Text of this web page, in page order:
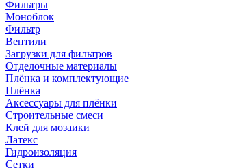
Фильтры
Моноблок
Фильтр
Вентили
Загрузки для фильтров
Отделочные материалы
Плёнка и комплектующие
Плёнка
Аксессуары для плёнки
Строительные смеси
Клей для мозаики
Латекс
Гидроизоляция
Сетки